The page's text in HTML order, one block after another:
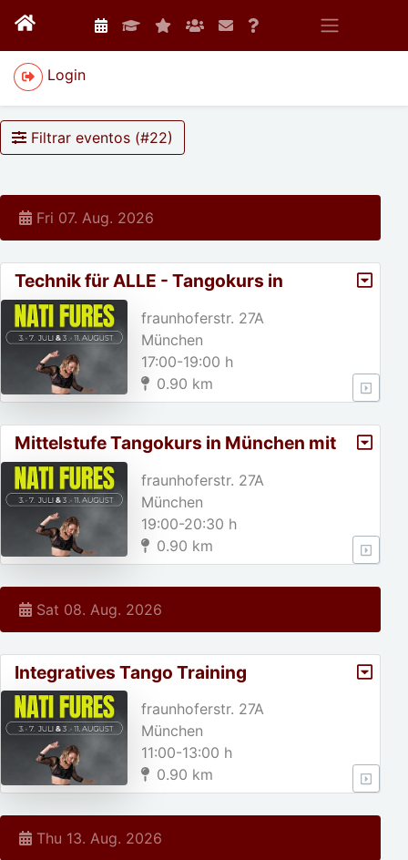
Login
Filtrar eventos (#22)
Fri 07. Aug. 2026
Technik für ALLE - Tangokurs in
München mit Nati Fures
fraunhoferstr. 27A
München
17:00-19:00 h
0.90 km
Mittelstufe Tangokurs in München mit
Nati Fures
fraunhoferstr. 27A
München
19:00-20:30 h
0.90 km
Sat 08. Aug. 2026
Integratives Tango Training
fraunhoferstr. 27A
München
11:00-13:00 h
0.90 km
Thu 13. Aug. 2026